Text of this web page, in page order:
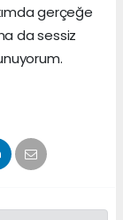
gerçeğe
da sessiz